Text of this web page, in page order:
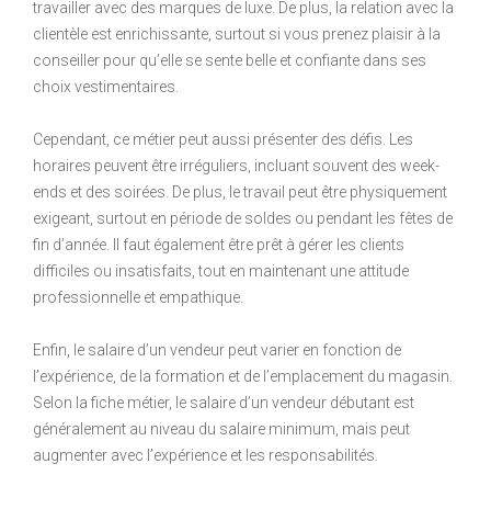
travailler avec des marques de luxe. De plus, la relation avec la
clientèle est enrichissante, surtout si vous prenez plaisir à la
conseiller pour qu’elle se sente belle et confiante dans ses
choix vestimentaires.
Cependant, ce métier peut aussi présenter des défis. Les
horaires peuvent être irréguliers, incluant souvent des week-
ends et des soirées. De plus, le travail peut être physiquement
exigeant, surtout en période de soldes ou pendant les fêtes de
fin d’année. Il faut également être prêt à gérer les clients
difficiles ou insatisfaits, tout en maintenant une attitude
professionnelle et empathique.
Enfin, le salaire d’un vendeur peut varier en fonction de
l’expérience, de la formation et de l’emplacement du magasin.
Selon la fiche métier, le salaire d’un vendeur débutant est
généralement au niveau du salaire minimum, mais peut
augmenter avec l’expérience et les responsabilités.